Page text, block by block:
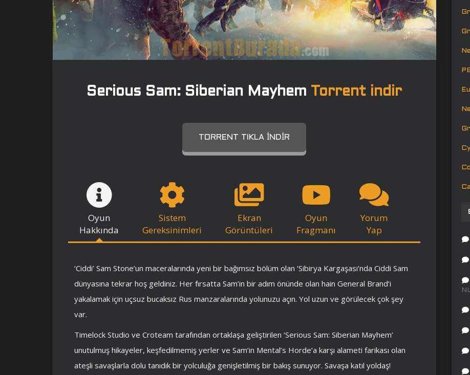
Serious Sam: Siberian Mayhem Torrent indir
TORRENT TIKLA İNDIR
Oyun
Hakkında
Sistem
Gereksinimleri
Ekran
Görüntüleri
Oyun
Fragmanı
Yorum
Yap
‘Ciddi’ Sam Stone’un maceralarında yeni bir bağımsız bölüm olan ‘Sibirya Kargaşası’nda Ciddi Sam
dünyasına tekrar hoş geldiniz. Her fırsatta Sam’in bir adım önünde olan hain General Brand’i
yakalamak için uçsuz bucaksız Rus manzaralarında yolunuzu açın. Yol uzun ve görülecek çok şey
var.
Timelock Studio ve Croteam tarafından ortaklaşa geliştirilen ‘Serious Sam: Siberian Mayhem’
unutulmuş hikayeler, keşfedilmemiş yerler ve Sam’in Mental’s Horde’a karşı alameti farikası olan
ateşli savaşlarla dolu tanıdık bir yolculuğa genişletilmiş bir bakış sunuyor. Savaşa katıl yoldaş!